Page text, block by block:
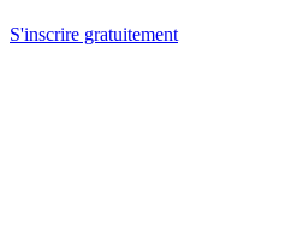
S'inscrire gratuitement